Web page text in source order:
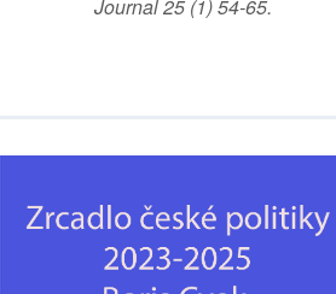
Journal 25 (1) 54-65.